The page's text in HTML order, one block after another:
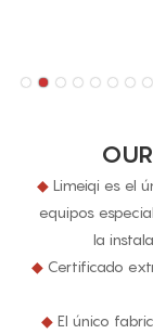
◆ Limeiqi es el
equipos
la
◆ Certificado
◆ El único